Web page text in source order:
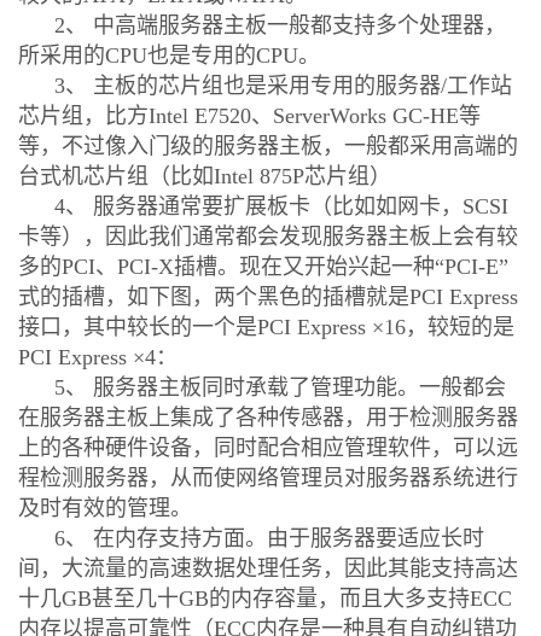
2、 中高端服务器主板一般都支持多个处理器，
所采用的CPU也是专用的CPU。
3、 主板的芯片组也是采用专用的服务器/工作站
芯片组，比方Intel E7520、ServerWorks GC-HE等
等，不过像入门级的服务器主板，一般都采用高端的
台式机芯片组（比如Intel 875P芯片组）
4、 服务器通常要扩展板卡（比如如网卡，SCSI
卡等），因此我们通常都会发现服务器主板上会有较
多的PCI、PCI-X插槽。现在又开始兴起一种“PCI-E”
式的插槽，如下图，两个黑色的插槽就是PCI Express
接口，其中较长的一个是PCI Express ×16，较短的是
PCI Express ×4：
5、 服务器主板同时承载了管理功能。一般都会
在服务器主板上集成了各种传感器，用于检测服务器
上的各种硬件设备，同时配合相应管理软件，可以远
程检测服务器，从而使网络管理员对服务器系统进行
及时有效的管理。
6、 在内存支持方面。由于服务器要适应长时
间，大流量的高速数据处理任务，因此其能支持高达
十几GB甚至几十GB的内存容量，而且大多支持ECC
内存以提高可靠性（ECC内存是一种具有自动纠错功